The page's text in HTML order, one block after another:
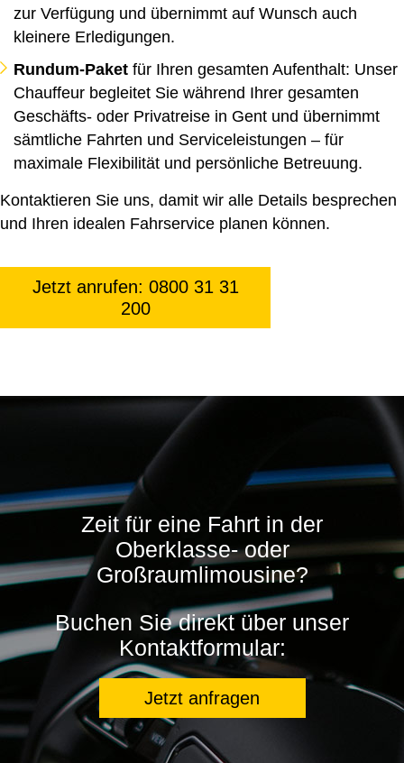
zur Verfügung und übernimmt auf Wunsch auch
kleinere Erledigungen.
Rundum-Paket für Ihren gesamten Aufenthalt: Unser
Chauffeur begleitet Sie während Ihrer gesamten
Geschäfts- oder Privatreise in Gent und übernimmt
sämtliche Fahrten und Serviceleistungen – für
maximale Flexibilität und persönliche Betreuung.
Kontaktieren Sie uns, damit wir alle Details besprechen
und Ihren idealen Fahrservice planen können.
Jetzt anrufen: 0800 31 31
200
Zeit für eine Fahrt in der
Oberklasse- oder
Großraumlimousine?
Buchen Sie direkt über unser
Kontaktformular:
Jetzt anfragen